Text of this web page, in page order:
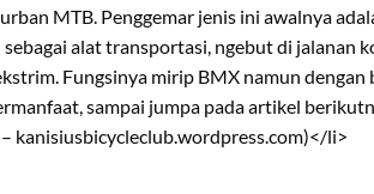
MTB. Penggemar jenis ini awalnya
sebagai alat transportasi, ngebut di jalanan
Fungsinya mirip BMX namun
sampai jumpa pada artikel
kanisiusbicycleclub.wordpress.com)</li>